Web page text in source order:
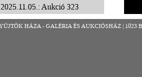
2025.11.05.: Aukció 323
2025.10.22.: Aukció 322
HÁZA - GALÉRIA ÉS AUKCIÓSHÁZ | 1023